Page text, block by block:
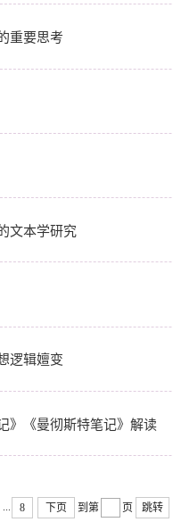
重要思考
文本学研究
逻辑嬗变
《曼彻斯特笔记》解读
... 8 下页 到第 页 跳转